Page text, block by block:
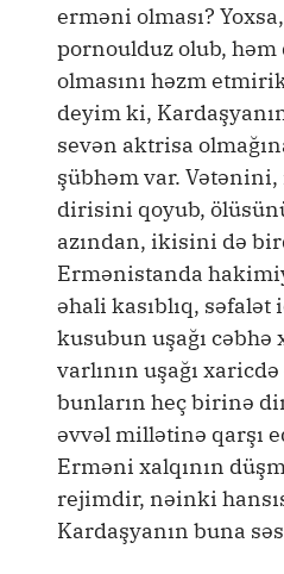
erməni olması?
pornoulduz olub,
olmasını həzm
deyim ki,
sevən aktrisa
şübhəm var.
dirisini qoyub,
azından, ikisini də
Ermənistanda
əhali kasıblıq, səfalət
kusubun uşağı
varlının uşağı
bunların heç birinə
əvvəl millətinə qarşı
Erməni xalqının
rejimdir, nəinki
Kardaşyanın buna